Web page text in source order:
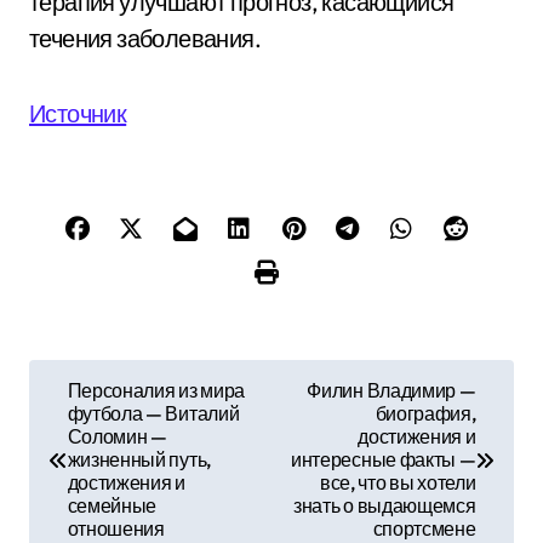
течения заболевания.
Источник
Персоналия из мира
футбола — Виталий
Соломин —
жизненный путь,
достижения и
семейные
отношения
Филин Владимир —
биография,
достижения и
интересные факты —
все, что вы хотели
знать о выдающемся
спортсмене